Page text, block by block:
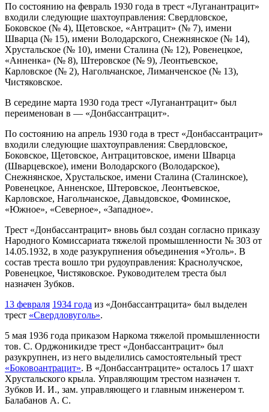
По состоянию на февраль 1930 года в трест «Луганантрацит»
входили следующие шахтоуправления: Свердловское,
Боковское (№ 4), Щетовское, «Антрацит» (№ 7), имени
Шварца (№ 15), имени Володарского, Снежнянское (№ 14),
Хрустальское (№ 10), имени Сталина (№ 12), Ровенецкое,
«Анненка» (№ 8), Штеровское (№ 9), Леонтьевское,
Карловское (№ 2), Нагольчанское, Лиманченское (№ 13),
Чистяковское.
В середине марта 1930 года трест «Луганантрацит» был
переименован в — «Донбассантрацит».
По состоянию на апрель 1930 года в трест «Донбассантрацит»
входили следующие шахтоуправления: Свердловское,
Боковское, Щетовское, Антрацитовское, имени Шварца
(Шварцевское), имени Володарского (Володарское),
Снежнянское, Хрустальское, имени Сталина (Сталинское),
Ровенецкое, Анненское, Штеровское, Леонтьевское,
Карловское, Нагольчанское, Давыдовское, Фоминское,
«Южное», «Северное», «Западное».
Трест «Донбассантрацит» вновь был создан согласно приказу
Народного Комиссариата тяжелой промышленности № 303 от
14.05.1932, в ходе разукрупнения объединения «Уголь». В
состав треста вошло три рудоуправления: Краснолучское,
Ровенецкое, Чистяковское. Руководителем треста был
назначен Зубков.
13 февраля 1934 года из «Донбассантрацита» был выделен
трест «Свердловуголь».
5 мая 1936 года приказом Наркома тяжелой промышленности
тов. С. Орджоникидзе трест «Донбассантрацит» был
разукрупнен, из него выделились самостоятельный трест
«Боковоантрацит». В «Донбассантраците» осталось 17 шахт
Хрустальского крыла. Управляющим трестом назначен т.
Зубков И. И., зам. управляющего и главным инженером т.
Балабанов А. С.